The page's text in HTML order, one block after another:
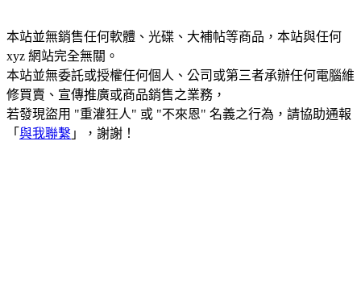
本站並無銷售任何軟體、光碟、大補帖等商品，本站與任何
xyz 網站完全無關。
本站並無委託或授權任何個人、公司或第三者承辦任何電腦維
修買賣、宣傳推廣或商品銷售之業務，
若發現盜用 "重灌狂人" 或 "不來恩" 名義之行為，請協助通報
「 與我聯繫 」，謝謝！